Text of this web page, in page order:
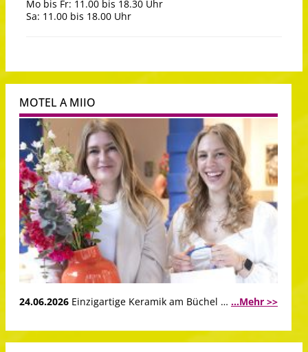
Mo bis Fr: 11.00 bis 18.30 Uhr
Sa: 11.00 bis 18.00 Uhr
MOTEL A MIIO
24.06.2026 Einzigartige Keramik am Büchel … ...Mehr >>